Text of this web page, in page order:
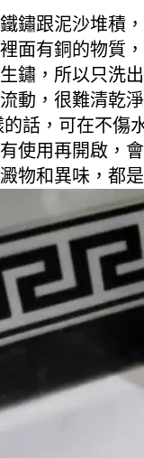
鏽跟泥沙堆積
面有銅的物質
鏽，所以只洗
動，很難清乾
話，可在不傷
使用再開啟，
物和異味，都